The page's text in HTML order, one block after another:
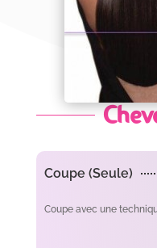
Coupe (Seule)
Coupe avec une